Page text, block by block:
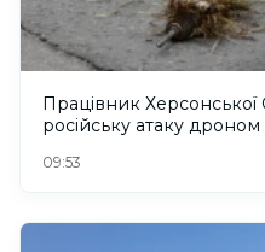
Працівник
російську атаку дроном
09:53